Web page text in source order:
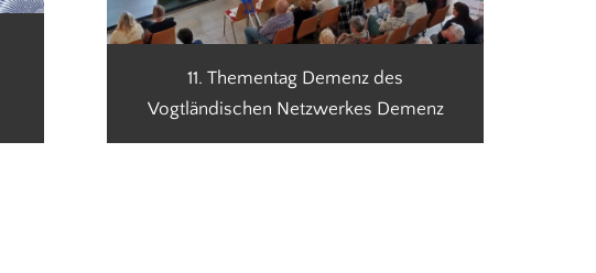
11. Thementag Demenz des
Vogtländischen Netzwerkes Demenz